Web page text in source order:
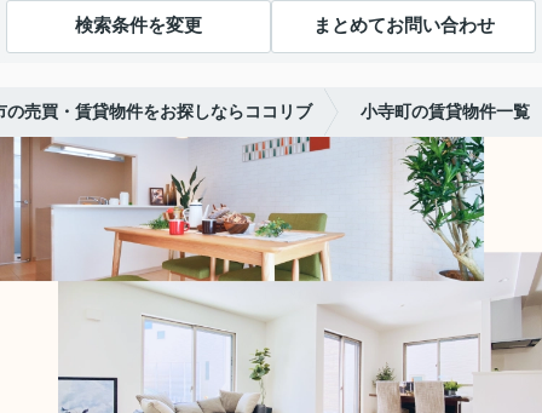
検索条件を変更 まとめてお問い合わせ
の売買・賃貸物件をお探しならココリブ 小寺町の賃貸物件一覧